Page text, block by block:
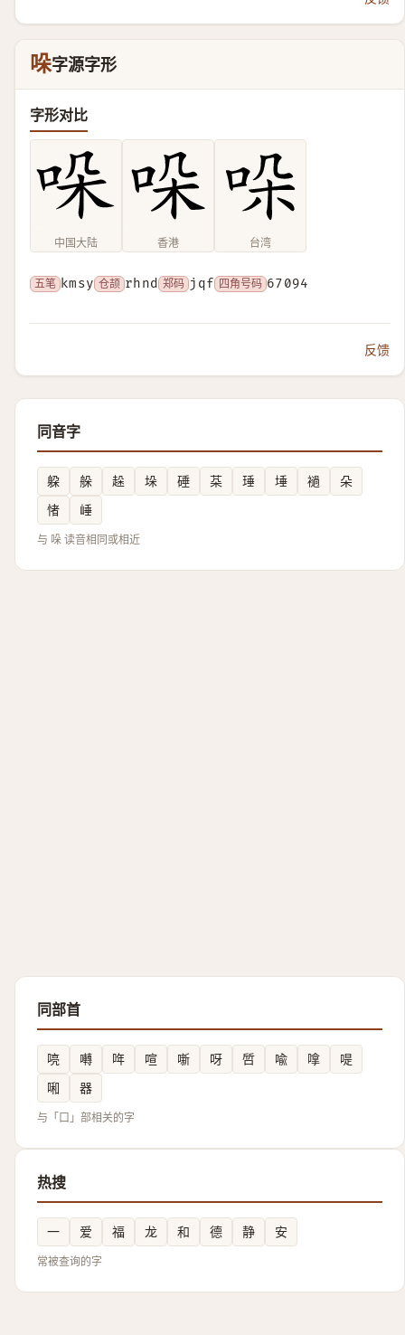
哚字源字形
字形对比
中国大陆 香港 台湾
五笔 kmsy 仓颉 rhnd 郑码 jqf 四角号码 67094
反馈
同音字
躱 䑮 趓 垛 硾 䒳 㻔 埵 䙤
朵
㥩
崜
与 哚 读音相同或相近
同部首
喨 囀 哖 喧 噺 呀 啠 喩 嗱
㖷
啝
器
与「口」部相关的字
热搜
一 爱 福 龙 和 德 静 安
常被查询的字